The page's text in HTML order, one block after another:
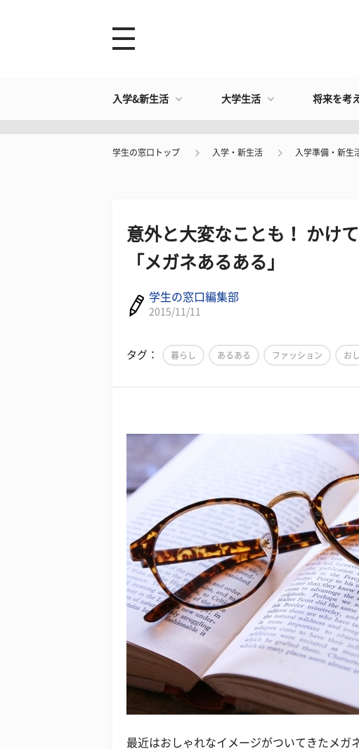
入学&新生活 大学生活 将来を考
学生の窓口トップ 入学・新生活 入学準備・新生
意外と大変なことも！ かけ
「メガネあるある」
学生の窓口編集部
2015/11/11
タグ： 暮らし あるある ファッション お
最近はおしゃれなイメージがついてきたメガ